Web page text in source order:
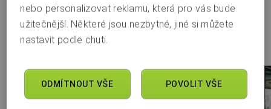
nebo personalizovat reklamu, která pro vás bude
užitečnější. Některé jsou nezbytné, jiné si můžete
nastavit podle chuti.
ODMÍTNOUT VŠE POVOLIT VŠE